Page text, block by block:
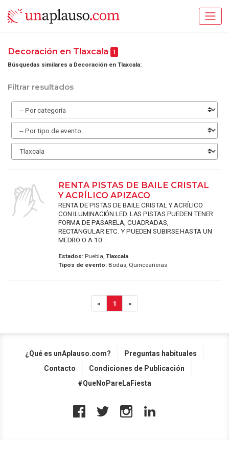
Decoración en Tlaxcala 1
Búsquedas similares a Decoración en Tlaxcala:
Filtrar resultados
RENTA PISTAS DE BAILE CRISTAL
Y ACRÍLICO APIZACO
RENTA DE PISTAS DE BAILE CRISTAL Y ACRÍLICO
CON ILUMINACIÓN LED. LAS PISTAS PUEDEN TENER
FORMA DE PASARELA, CUADRADAS,
RECTANGULAR ETC. Y PUEDEN SUBIRSE HASTA UN
MEDRO O A 10 ...
Estados:Puebla, Tlaxcala
Tipos de evento:Bodas, Quinceañeras
« 1 »
¿Qué es unAplauso.com?
Preguntas habituales
Contacto
Condiciones de Publicación
#QueNoPareLaFiesta